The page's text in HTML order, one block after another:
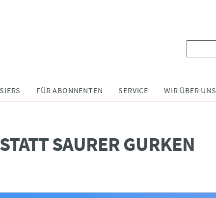
FÜR ABONNENTEN SERVICE WIR ÜBER UNS
SAURER GURKEN